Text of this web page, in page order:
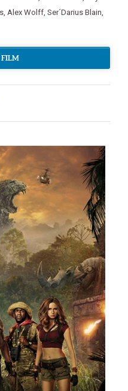
Alex Wolff Ser´Darius Blain
FILM